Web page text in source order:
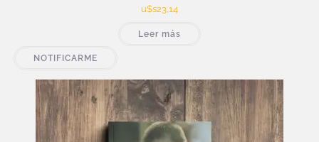
u$s23,14
Leer más
NOTIFICARME